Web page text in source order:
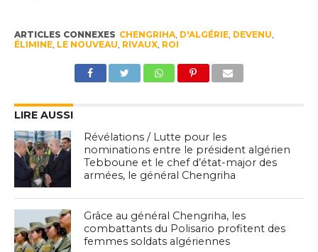
ARTICLES CONNEXES CHENGRIHA, D'ALGÉRIE, DEVENU
ÉLIMINE, LE NOUVEAU RIVAUX, ROI
LIRE AUSSI
Révélations / Lutte pour les
nominations entre le président algérien
Tebboune et le chef d’état-major des
armées, le général Chengriha
Grâce au général Chengriha, les
combattants du Polisario profitent des
femmes soldats algériennes